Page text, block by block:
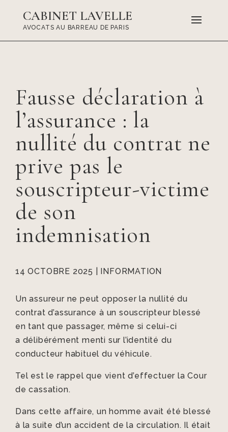
CABINET LAVELLE
AVOCATS AU BARREAU DE PARIS
Fausse déclaration à
l’assurance : la
nullité du contrat ne
prive pas le
souscripteur-victime
de son
indemnisation
14 OCTOBRE 2025 INFORMATION
Un assureur ne peut opposer la nullité du
contrat d’assurance à un souscripteur blessé
en tant que passager, même si celui-ci
a délibérément menti sur l’identité du
conducteur habituel du véhicule.
Tel est le rappel que vient d’effectuer la Cour
de cassation.
Dans cette affaire, un homme avait été blessé
à la suite d’un accident de la circulation. Il était